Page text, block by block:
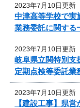
2023年7月10日更新
中津高等学校で実
業務委託に関する
2023年7月10日更新
岐阜県立関特別支
定期点検等委託業
2023年7月10日更新
【建設工事】県